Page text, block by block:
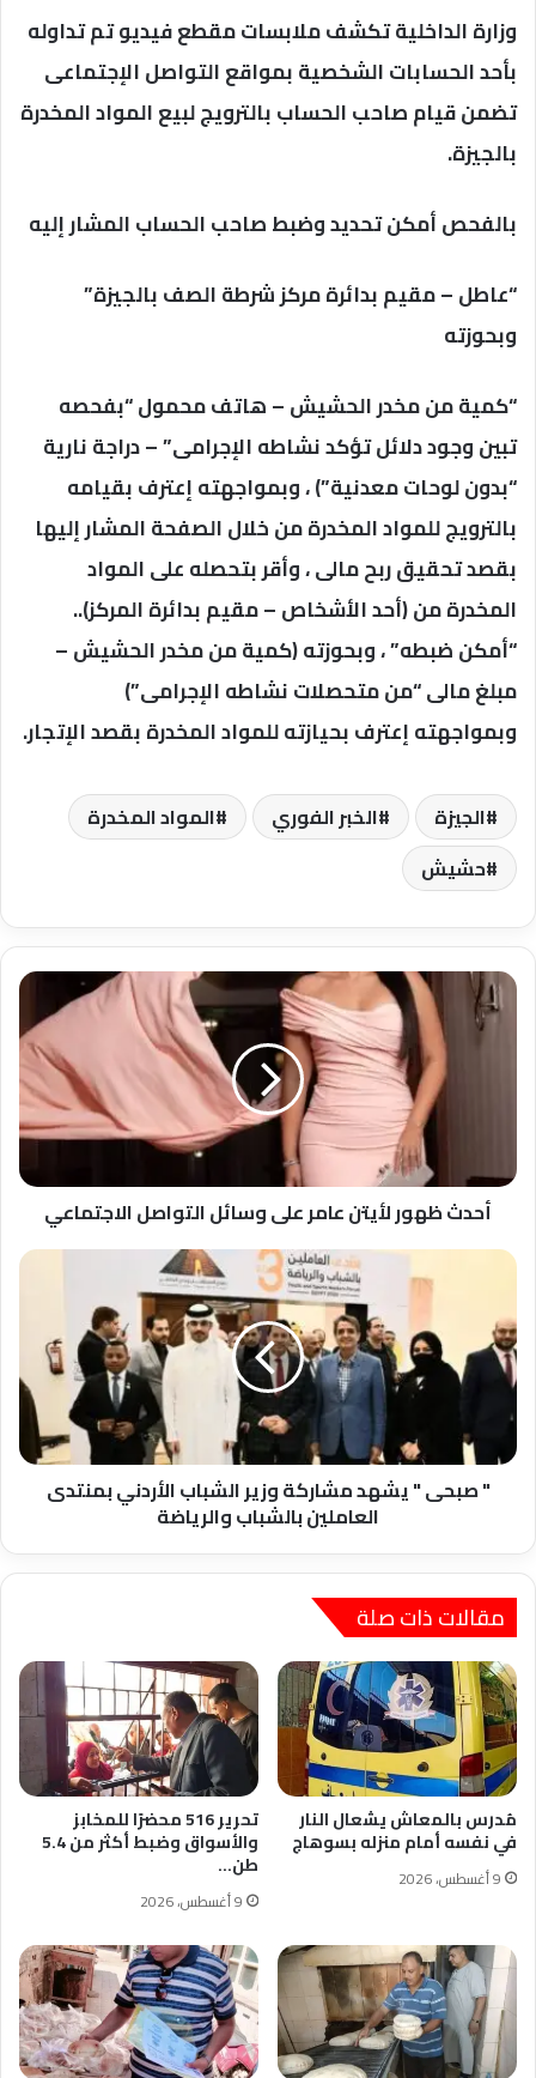
وزارة الداخلية تكشف ملابسات مقطع فيديو تم تداوله
بأحد الحسابات الشخصية بمواقع التواصل الإجتماعى
تضمن قيام صاحب الحساب بالترويج لبيع المواد المخدرة
بالجيزة.
بالفحص أمكن تحديد وضبط صاحب الحساب المشار إليه
“عاطل – مقيم بدائرة مركز شرطة الصف بالجيزة”
وبحوزته
“كمية من مخدر الحشيش – هاتف محمول “بفحصه
تبين وجود دلائل تؤكد نشاطه الإجرامى” – دراجة نارية
“بدون لوحات معدنية”) ، وبمواجهته إعترف بقيامه
بالترويج للمواد المخدرة من خلال الصفحة المشار إليها
بقصد تحقيق ربح مالى ، وأقر بتحصله على المواد
المخدرة من (أحد الأشخاص – مقيم بدائرة المركز)..
“أمكن ضبطه” ، وبحوزته (كمية من مخدر الحشيش –
مبلغ مالى “من متحصلات نشاطه الإجرامى”)
وبمواجهته إعترف بحيازته للمواد المخدرة بقصد الإتجار.
الجيزة الخبر الفوري
المواد المخدرة
حشيش
أحدث
ظهور
أحدث ظهور لأيتن عامر على وسائل التواصل الاجتماعي
"
يشهد
مشاركة
وزير
الشباب
الأردني
بمنتدى
العاملين
" صبحى " يشهد مشاركة وزير الشباب الأردني بمنتدى
العاملين بالشباب والرياضة
مقالات ذات صلة
مُدرس بالمعاش يشعال النار
في نفسه أمام منزله بسوهاج
9 أغسطس، 2026
تحرير 516 محضرًا للمخابز
والأسواق وضبط أكثر من 5.4
طن…
9 أغسطس، 2026